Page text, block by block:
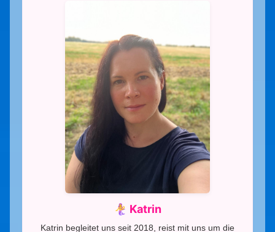
🧜‍♀️ Katrin
Katrin begleitet uns seit 2018, reist mit uns um die